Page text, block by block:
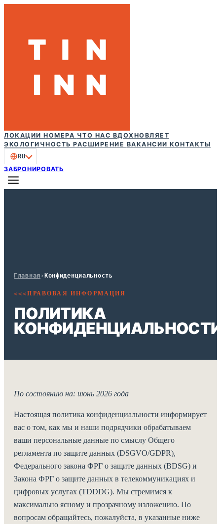
ЛОКАЦИИ НОМЕРА ЧТО НАС ВДОХНОВЛЯЕТ
ЭКОЛОГИЧНОСТЬ РАСШИРЕНИЕ ВАКАНСИИ КОНТАКТЫ
RU
ЗАБРОНИРОВАТЬ
Главная › Конфиденциальность
<<<ПРАВОВАЯ ИНФОРМАЦИЯ
ПОЛИТИКА
По состоянию на: июнь 2026 года
Настоящая политика конфиденциальности информирует
вас о том, как мы и наши подрядчики обрабатываем
ваши персональные данные по смыслу Общего
регламента по защите данных (DSGVO/GDPR),
Федерального закона ФРГ о защите данных (BDSG) и
Закона ФРГ о защите данных в телекоммуникациях и
цифровых услугах (TDDDG). Мы стремимся к
максимально ясному и прозрачному изложению. По
вопросам обращайтесь, пожалуйста, в указанные ниже